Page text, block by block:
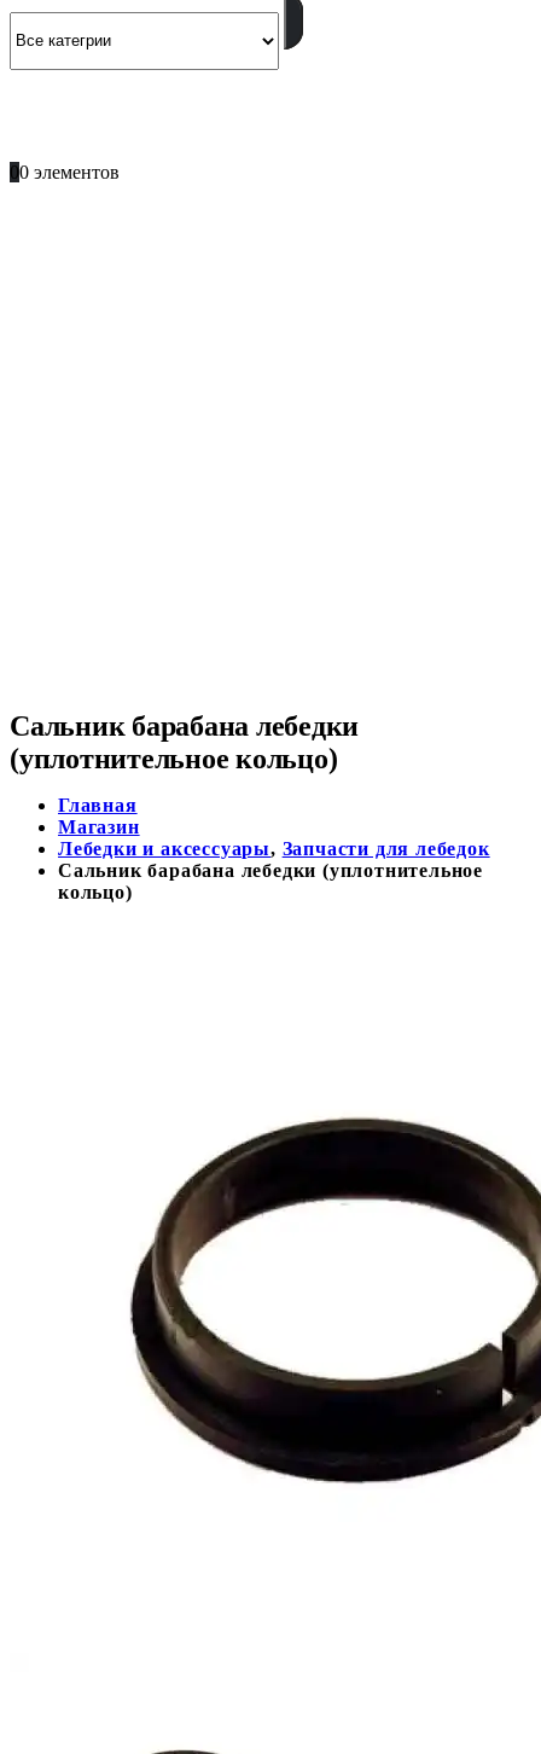
00 элементов
Сальник барабана лебедки
(уплотнительное кольцо)
Главная
Магазин
Лебедки и аксессуары, Запчасти для лебедок
Сальник барабана лебедки (уплотнительное
кольцо)